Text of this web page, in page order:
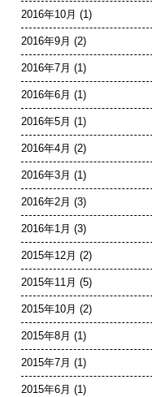
2016年10月 (1)
2016年9月 (2)
2016年7月 (1)
2016年6月 (1)
2016年5月 (1)
2016年4月 (2)
2016年3月 (1)
2016年2月 (3)
2016年1月 (3)
2015年12月 (2)
2015年11月 (5)
2015年10月 (2)
2015年8月 (1)
2015年7月 (1)
2015年6月 (1)